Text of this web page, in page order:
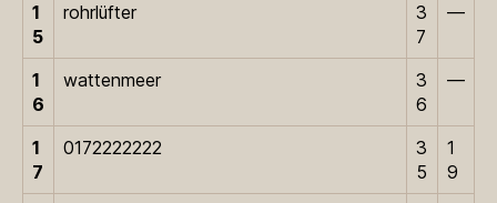
1
5
rohrlüfter
3
7
—
1
6
wattenmeer
3
6
—
1
7
0172222222
3
5
1
9